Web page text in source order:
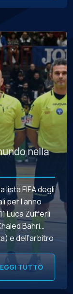
nella
lista FIFA degli
per l’anno
Luca Zufferli
Bahri
e dell’arbitro
si
Nicola
TUTTO